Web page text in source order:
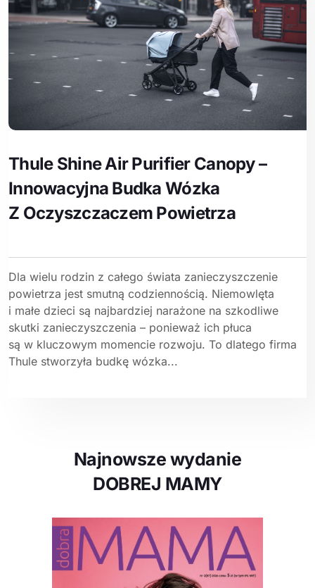
Thule Shine Air Purifier Canopy –
Innowacyjna Budka Wózka
Z Oczyszczaczem Powietrza
Dla wielu rodzin z całego świata zanieczyszczenie
powietrza jest smutną codziennością. Niemowlęta
i małe dzieci są najbardziej narażone na szkodliwe
skutki zanieczyszczenia – ponieważ ich płuca
są w kluczowym momencie rozwoju. To dlatego firma
Thule stworzyła budkę wózka...
Najnowsze wydanie
DOBREJ MAMY